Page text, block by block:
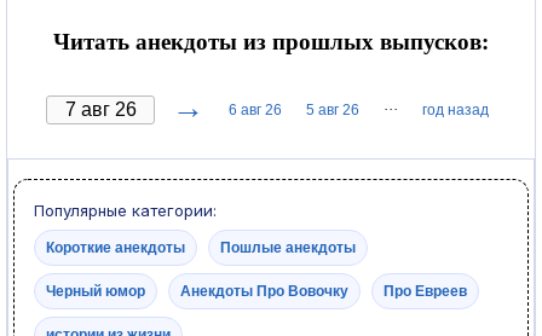
Читать анекдоты из прошлых выпусков:
→ 6 авг 26 5 авг 26 ··· год назад
Популярные категории:
Короткие анекдоты Пошлые анекдоты
Черный юмор Анекдоты Про Вовочку Про Евреев